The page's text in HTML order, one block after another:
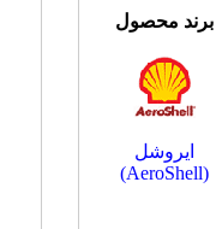
برند محصول
ایروشل
(AeroShell)